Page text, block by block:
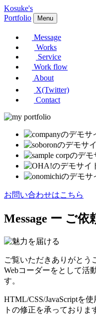
Kosuke's
Portfolio
Menu
Message
Works
Service
Work flow
About
X(Twitter)
Contact
お問い合わせはこちら
Message ー ご依
ご覧いただきありがとう
Webコーダーをとして活
す。
HTML/CSS/JavaScriptを
トの修正を承っておりま